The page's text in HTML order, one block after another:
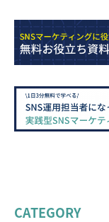
CATEGORY